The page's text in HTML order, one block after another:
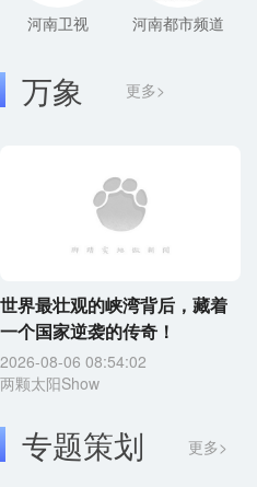
河南卫视 河南都市频道
更多>
万象
世界最壮观的峡湾背后，藏着
一个国家逆袭的传奇！
2026-08-06 08:54:02
两颗太阳Show
专题策划 更多>